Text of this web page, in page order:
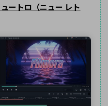
ートロ（ニュー レト